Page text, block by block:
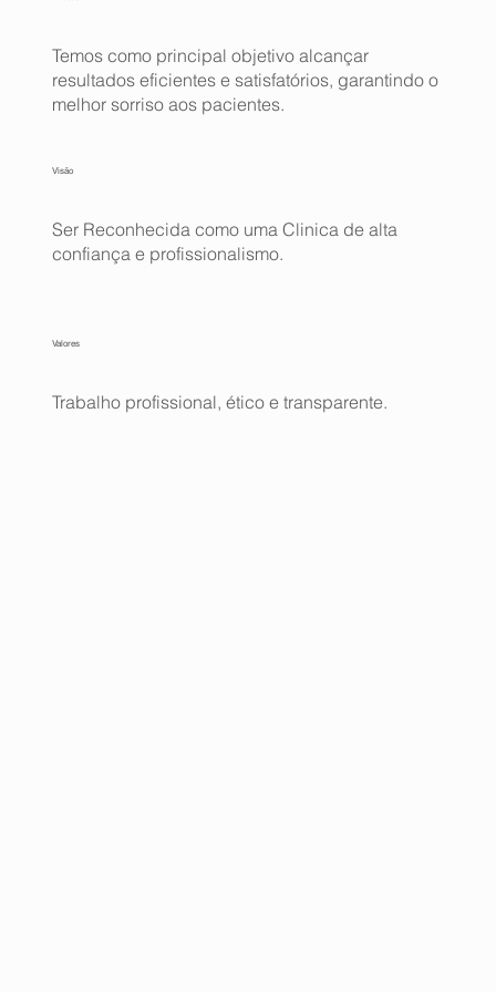
Temos como principal objetivo alcançar
resultados eficientes e satisfatórios, garantindo o
melhor sorriso aos pacientes.
Visão
Ser Reconhecida como uma Clinica de alta
confiança e profissionalismo.
Valores
Trabalho profissional, ético e transparente.